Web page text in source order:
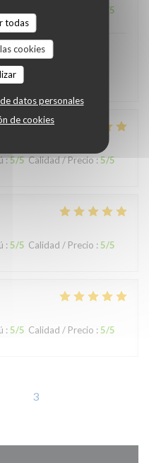
todas
cookies
datos personales
de cookies
/5
Caesar avec du
:5/5 Calidad / Precio : 5/5
: 5/5 Calidad / Precio : 5/5
:5/5 Calidad / Precio : 5/5
3